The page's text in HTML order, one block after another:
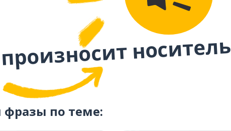
носитель
фразы по теме: